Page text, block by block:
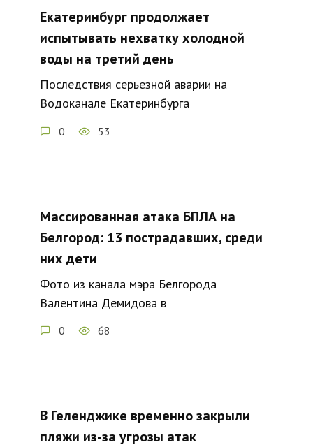
Екатеринбург продолжает
испытывать нехватку холодной
воды на третий день
Последствия серьезной аварии на
Водоканале Екатеринбурга
0 53
Массированная атака БПЛА на
Белгород: 13 пострадавших, среди
них дети
Фото из канала мэра Белгорода
Валентина Демидова в
0 68
В Геленджике временно закрыли
пляжи из-за угрозы атак